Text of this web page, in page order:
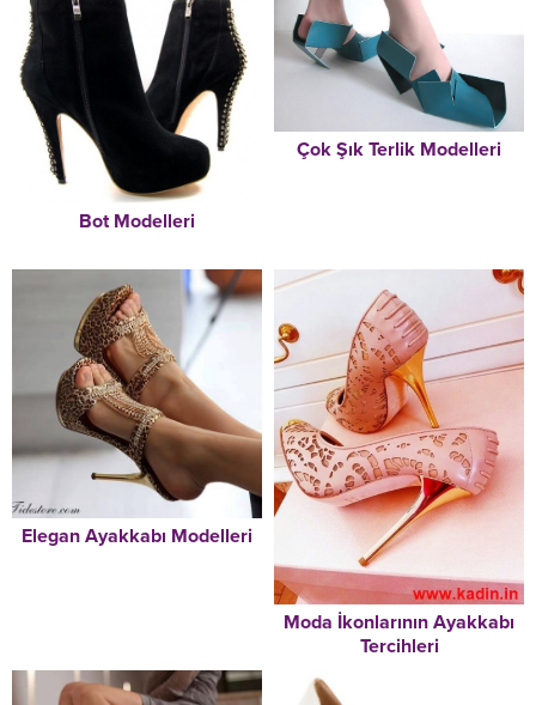
Bot Modelleri
Çok Şık Terlik Modelleri
Elegan Ayakkabı Modelleri
Moda İkonlarının Ayakkabı
Tercihleri